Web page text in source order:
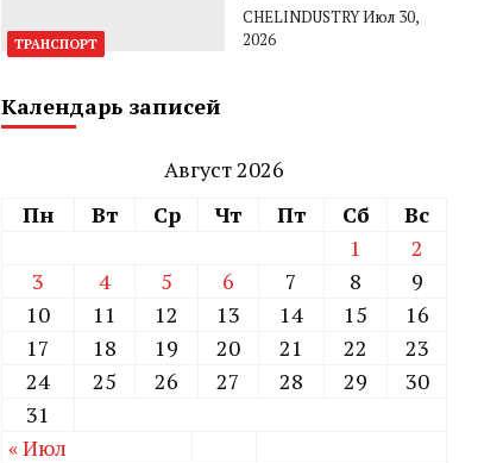
ТРАНСПОРТ
CHELINDUSTRYИюл 30,
2026
Календарь записей
Август 2026
Пн
Вт Ср Чт Пт Сб
Вс
1
2
3
4 5 6 7 8
9
10
11 12 13 14 15
16
17
18 19 20 21 22
23
24
25 26 27 28 29
30
31
« Июл